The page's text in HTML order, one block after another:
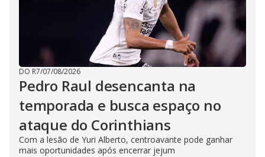
DO R7/07/08/2026
Pedro Raul desencanta na
temporada e busca espaço no
ataque do Corinthians
Com a lesão de Yuri Alberto, centroavante pode ganhar
mais oportunidades após encerrar jejum